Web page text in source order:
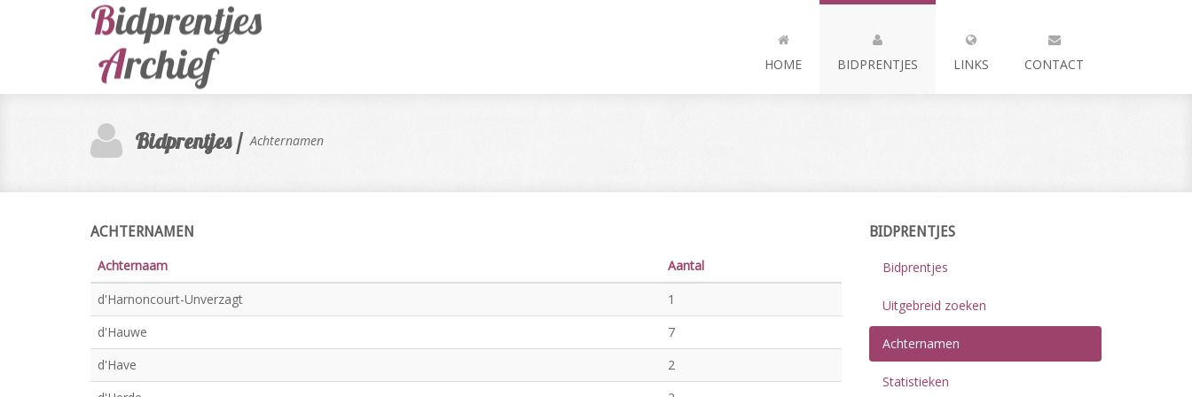
HOME BIDPRENTJES LINKS CONTACT
Bidprentjes / Achternamen
ACHTERNAMEN
Achternaam
Aantal
d'Harnoncourt-Unverzagt
1
d'Hauwe
7
d'Have
2
BIDPRENTJES
Bidprentjes
Uitgebreid zoeken
Achternamen
Statistieken